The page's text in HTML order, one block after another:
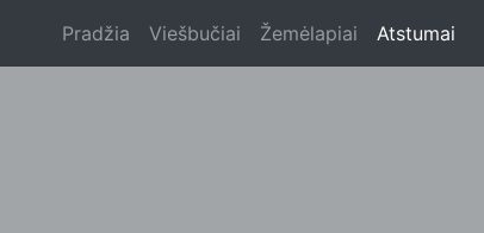
Pradžia Viešbučiai Žemėlapiai Atstumai